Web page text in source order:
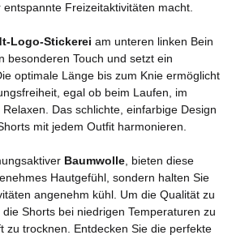
Freizeitaktivitäten macht.
Logo-Stickerei am unteren linken Bein
besonderen Touch und setzt ein
optimale Länge bis zum Knie ermöglicht
egal ob beim Laufen, im
Das schlichte, einfarbige Design
mit jedem Outfit harmonieren.
Baumwolle , bieten diese
Hautgefühl, sondern halten Sie
angenehm kühl. Um die Qualität zu
Shorts bei niedrigen Temperaturen zu
zu trocknen. Entdecken Sie die perfekte